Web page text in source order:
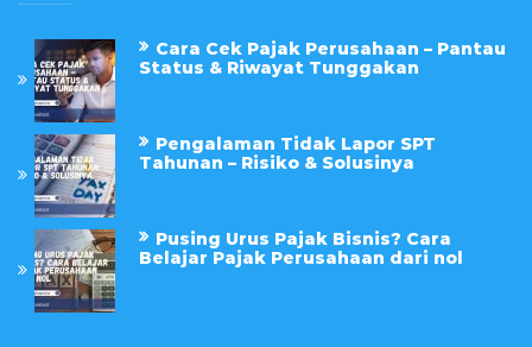
Cara Cek Pajak Perusahaan – Pantau
Status & Riwayat Tunggakan
Pengalaman Tidak Lapor SPT
Tahunan – Risiko & Solusinya
Pusing Urus Pajak Bisnis? Cara
Belajar Pajak Perusahaan dari nol